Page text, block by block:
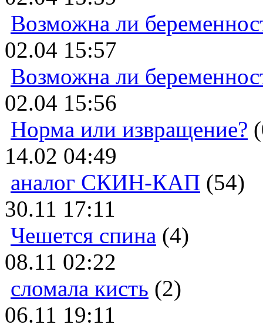
Возможна ли
02.04 15:57
Возможна ли
02.04 15:56
Норма или извращение?
14.02 04:49
аналог СКИН-КАП (54)
30.11 17:11
Чешется спина (4)
08.11 02:22
сломала кисть (2)
06.11 19:11